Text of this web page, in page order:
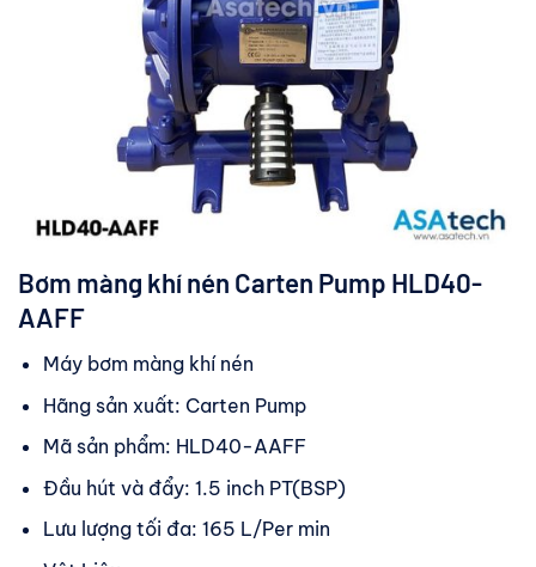
Bơm màng khí nén Carten Pump HLD40-
AAFF
Máy bơm màng khí nén
Hãng sản xuất: Carten Pump
Mã sản phẩm: HLD40-AAFF
Đầu hút và đẩy: 1.5 inch PT(BSP)
Lưu lượng tối đa: 165 L/Per min